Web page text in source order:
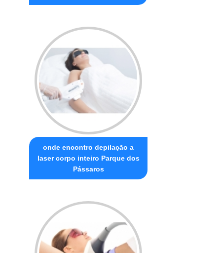
onde encontro depilação a
laser corpo inteiro Parque dos
Pássaros